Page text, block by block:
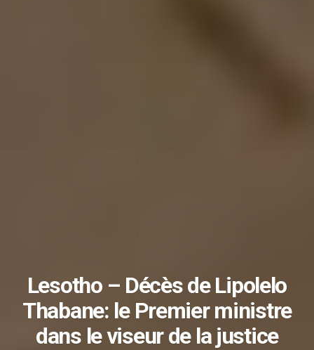
Lesotho – Décès de Lipolelo
Thabane: le Premier ministre
dans le viseur de la justice